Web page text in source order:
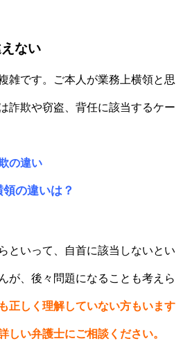
ない
雑です。ご本人が業務上横領と思
詐欺や窃盗、背任に該当するケー
の違い
の違いは？
といって、自首に該当しないとい
が、後々問題になることも考えら
正しく理解していない方もいます
しい弁護士にご相談ください。